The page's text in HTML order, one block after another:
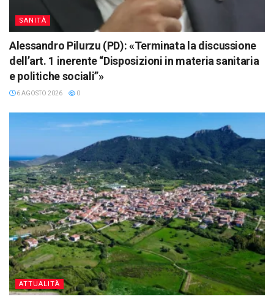
SANITÀ
Alessandro Pilurzu (PD): «Terminata la discussione
dell’art. 1 inerente “Disposizioni in materia sanitaria
e politiche sociali”»
6 AGOSTO 2026 0
ATTUALITÀ